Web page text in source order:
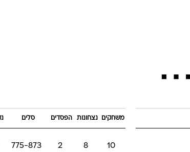
משחקים נצחונות הפסדים סלים
10
8
2
775-873